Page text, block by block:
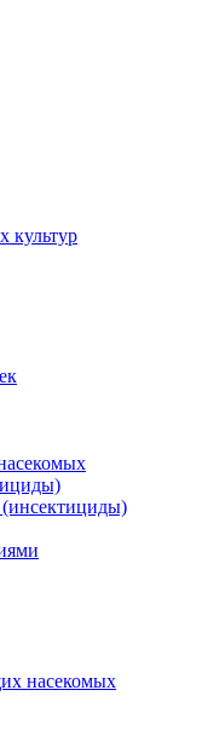
культур
(инсектициды)
насекомых